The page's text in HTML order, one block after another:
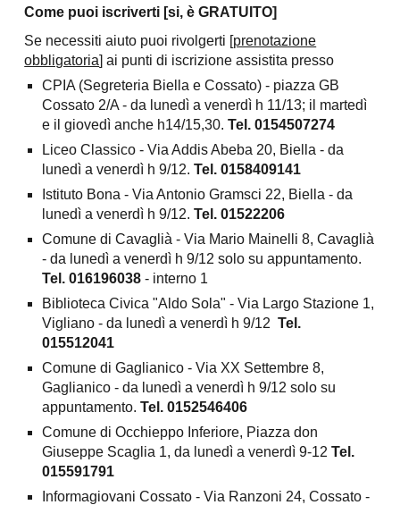
Come puoi iscriverti [si, è GRATUITO]
Se necessiti aiuto puoi rivolgerti [prenotazione
obbligatoria] ai punti di iscrizione assistita presso
CPIA (Segreteria Biella e Cossato) - piazza GB
Cossato 2/A - da lunedì a venerdì h 11/13; il martedì
e il giovedì anche h14/15,30.Tel. 0154507274
Liceo Classico - Via Addis Abeba 20, Biella - da
lunedì a venerdì h 9/12.Tel. 0158409141
Istituto Bona - Via Antonio Gramsci 22, Biella - da
lunedì a venerdì h 9/12.Tel. 01522206
Comune di Cavaglià - Via Mario Mainelli 8, Cavaglià
- da lunedì a venerdì h 9/12 solo su appuntamento.
Tel. 016196038 - interno 1
Biblioteca Civica "Aldo Sola" - Via Largo Stazione 1,
Vigliano - da lunedì a venerdì h 9/12Tel.
015512041
Comune di Gaglianico - Via XX Settembre 8,
Gaglianico - da lunedì a venerdì h 9/12 solo su
appuntamento.Tel. 0152546406
Comune di Occhieppo Inferiore, Piazza don
Giuseppe Scaglia 1, da lunedì a venerdì 9-12Tel.
015591791
Informagiovani Cossato - Via Ranzoni 24, Cossato -